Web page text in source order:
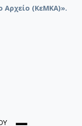
Αρχείο (ΚεΜΚΑ)».